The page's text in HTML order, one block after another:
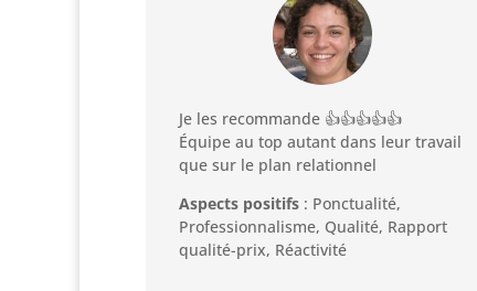
Je les recommande 👍👍👍👍👍
Équipe au top autant dans leur travail
que sur le plan relationnel
Aspects positifs : Ponctualité,
Professionnalisme, Qualité, Rapport
qualité-prix, Réactivité